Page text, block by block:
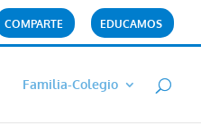
COMPARTE EDUCAMOS
Familia-Colegio